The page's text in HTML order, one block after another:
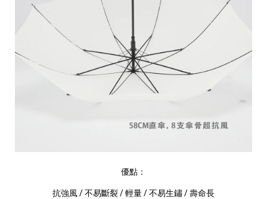
優點：
抗強風 / 不易斷裂 / 輕量 / 不易生鏽 / 壽命長